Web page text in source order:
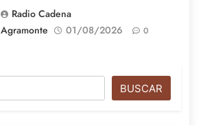
Radio Cadena
Agramonte
01/08/2026 0
BUSCAR